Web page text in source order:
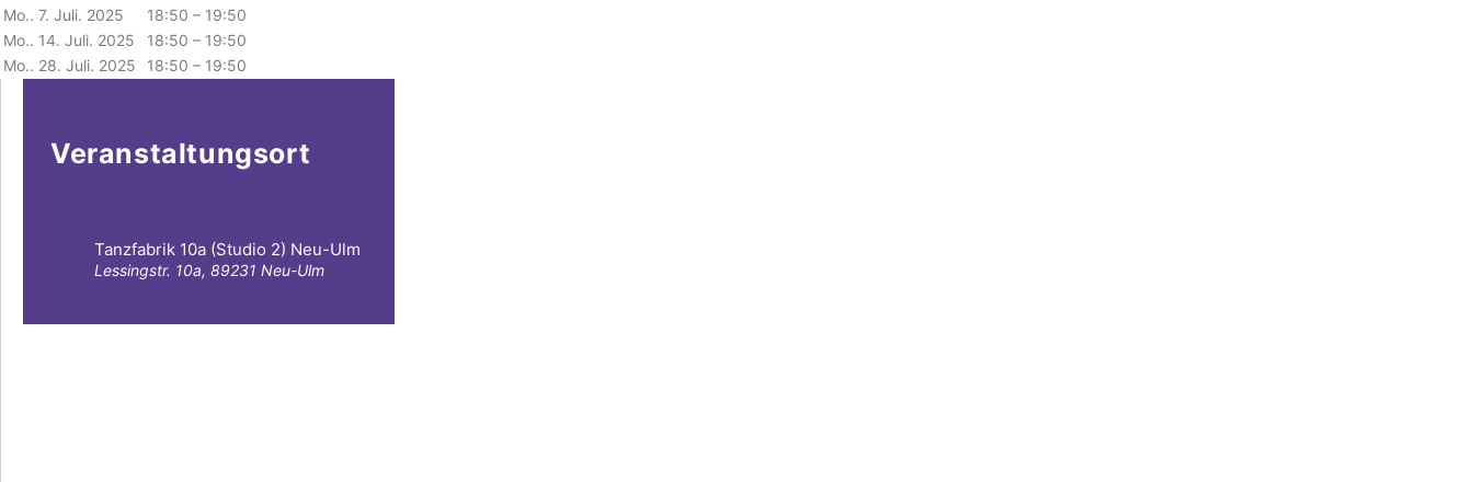
Mo.. 7. Juli. 2025
18:50 – 19:50
Mo.. 14. Juli. 2025
18:50 – 19:50
Mo.. 28. Juli. 2025
18:50 – 19:50
Veranstaltungsort
Tanzfabrik 10a (Studio 2) Neu-Ulm
Lessingstr. 10a, 89231 Neu-Ulm